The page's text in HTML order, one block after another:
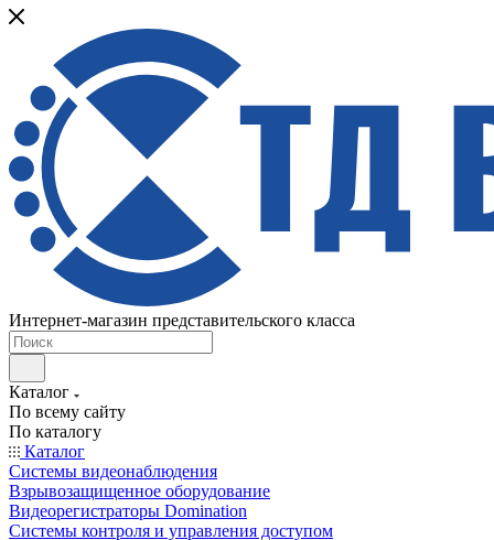
Интернет-магазин представительского класса
Каталог
По всему сайту
По каталогу
Каталог
Системы видеонаблюдения
Взрывозащищенное оборудование
Видеорегистраторы Domination
Системы контроля и управления доступом